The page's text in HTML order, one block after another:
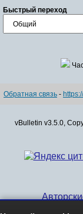
Быстрый переход
Обратная связь -
vBulletin v3.5.0,